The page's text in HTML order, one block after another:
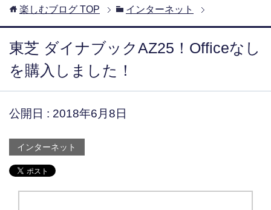
楽しむブログ TOP インターネット
東芝 ダイナブックAZ25！Officeなし
を購入しました！
公開日 : 2018年6月8日
インターネット